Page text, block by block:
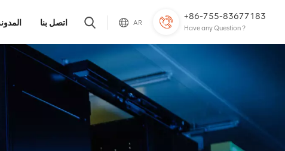
+86-755-83677183
Have any Question ?
AR اتصل بنا